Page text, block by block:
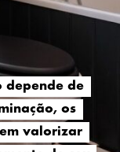
depende de
os
valorizar
depende de
os
valorizar